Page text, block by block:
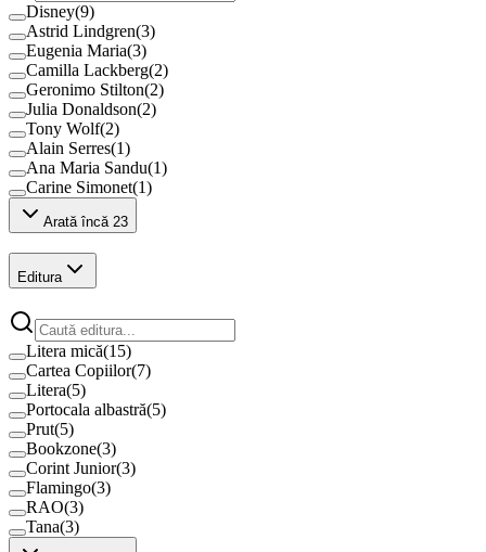
Disney(9)
Astrid Lindgren(3)
Eugenia Maria(3)
Camilla Lackberg(2)
Geronimo Stilton(2)
Julia Donaldson(2)
Tony Wolf(2)
Alain Serres(1)
Ana Maria Sandu(1)
Carine Simonet(1)
Arată încă 23
Editura
Litera mică(15)
Cartea Copiilor(7)
Litera(5)
Portocala albastră(5)
Prut(5)
Bookzone(3)
Corint Junior(3)
Flamingo(3)
RAO(3)
Tana(3)